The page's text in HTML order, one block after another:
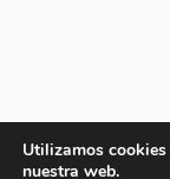
Utilizamos
nuestra web.